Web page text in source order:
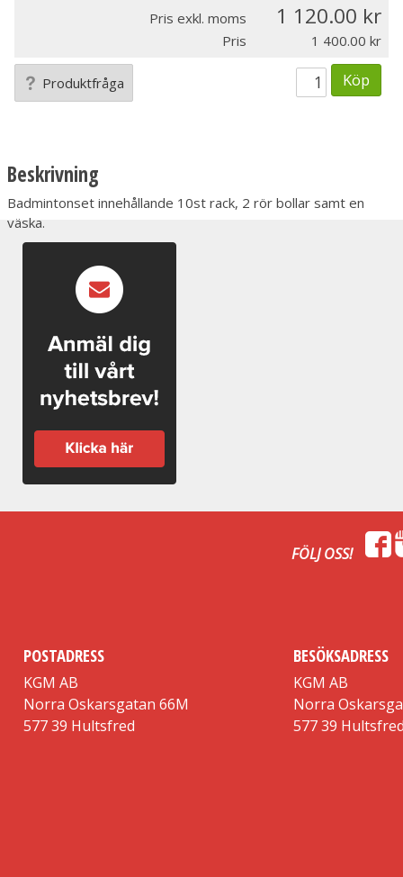
Pris exkl. moms 1 120.00
Pris 1 400.00
Produktfråga Köp
Beskrivning
Badmintonset innehållande 10st rack, 2 rör bollar samt en
väska.
FÖLJ OSS!
POSTADRESS
KGM AB
Norra Oskarsgatan 66M
577 39 Hultsfred
BESÖKSADRESS
KGM AB
Norra
577 39